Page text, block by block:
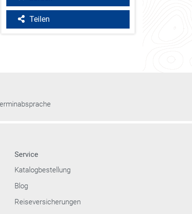
Teilen
Service
Katalogbestellung
Blog
Reiseversicherungen